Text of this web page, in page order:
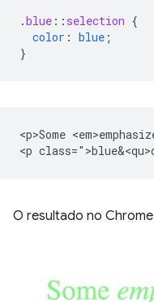
.blue :: selection {
color : blue ;
}
<p>Some
<p
O resultado no